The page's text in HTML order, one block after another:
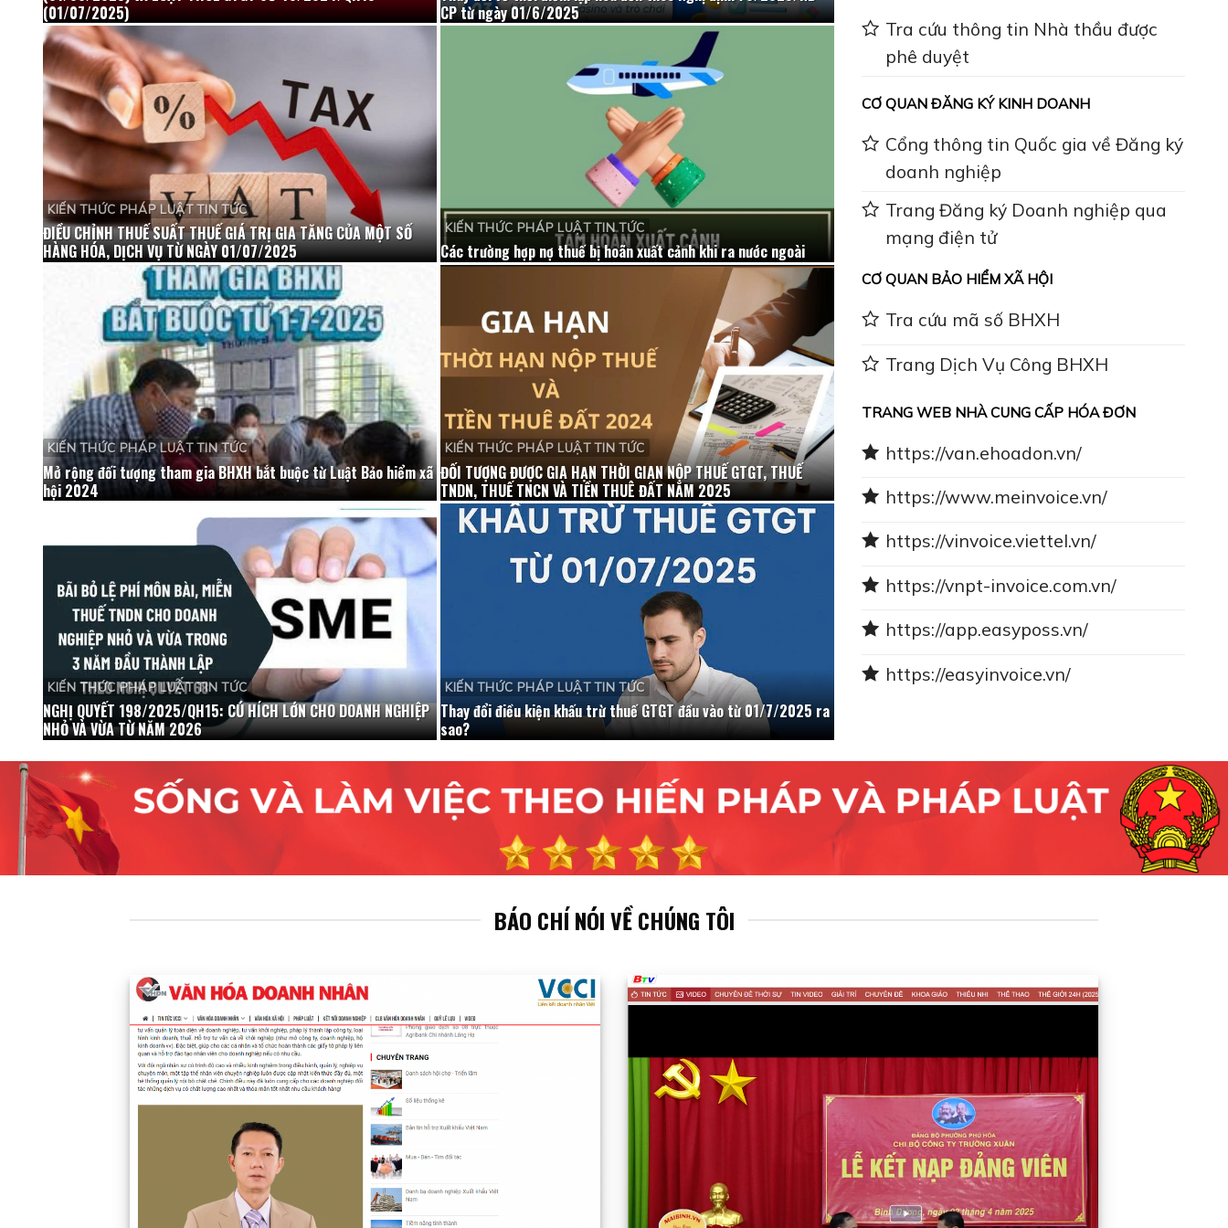
(01/07/2025)
CP từ ngày 01/6/2025
KIẾN THỨC PHÁP LUẬT TIN TỨC
ĐIỀU CHỈNH THUẾ SUẤT THUẾ GIÁ TRỊ GIA TĂNG CỦA MỘT SỐ
HÀNG HÓA, DỊCH VỤ TỪ NGÀY 01/07/2025
KIẾN THỨC PHÁP LUẬT TIN TỨC
Các trường hợp nợ thuế bị hoãn xuất cảnh khi ra nước ngoài
KIẾN THỨC PHÁP LUẬT TIN TỨC
Mở rộng đối tượng tham gia BHXH bắt buộc từ Luật Bảo hiểm xã
hội 2024
KIẾN THỨC PHÁP LUẬT TIN TỨC
ĐỐI TƯỢNG ĐƯỢC GIA HẠN THỜI GIAN NỘP THUẾ GTGT, THUẾ
TNDN, THUẾ TNCN VÀ TIỀN THUÊ ĐẤT NĂM 2025
KIẾN THỨC PHÁP LUẬT TIN TỨC
NGHỊ QUYẾT 198/2025/QH15: CÚ HÍCH LỚN CHO DOANH NGHIỆP
NHỎ VÀ VỪA TỪ NĂM 2026
KIẾN THỨC PHÁP LUẬT TIN TỨC
Thay đổi điều kiện khấu trừ thuế GTGT đầu vào từ 01/7/2025 ra
sao?
Tra cứu thông tin Nhà thầu được
phê duyệt
CƠ QUAN ĐĂNG KÝ KINH DOANH
Cổng thông tin Quốc gia về Đăng ký
doanh nghiệp
Trang Đăng ký Doanh nghiệp qua
mạng điện tử
CƠ QUAN BẢO HIỂM XÃ HỘI
Tra cứu mã số BHXH
Trang Dịch Vụ Công BHXH
TRANG WEB NHÀ CUNG CẤP HÓA ĐƠN
https://van.ehoadon.vn/
https://www.meinvoice.vn/
https://vinvoice.viettel.vn/
https://vnpt-invoice.com.vn/
https://app.easyposs.vn/
https://easyinvoice.vn/
BÁO CHÍ NÓI VỀ CHÚNG TÔI